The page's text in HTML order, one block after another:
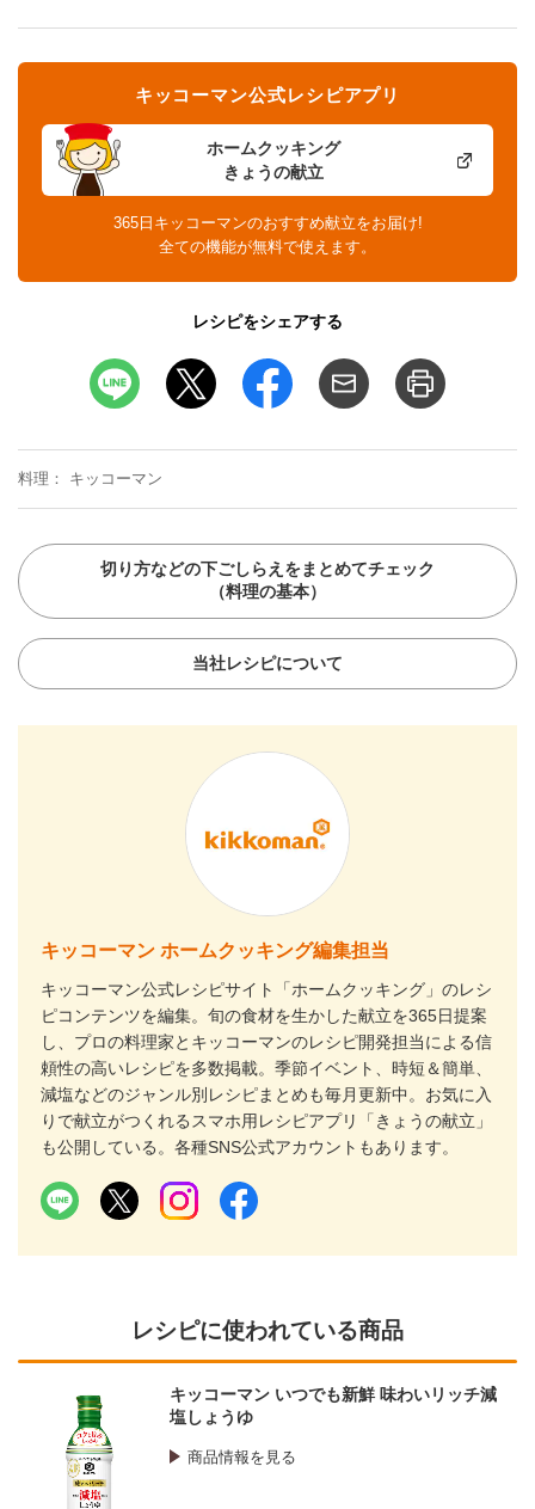
ホームクッキング
きょうの献立
キッコーマン公式レシピアプリ
365日キッコーマンのおすすめ献立をお届け!
全ての機能が無料で使えます。
レシピをシェアする
料理 キッコーマン
切り方などの下ごしらえをまとめてチェック
（料理の基本）
当社レシピについて
キッコーマン ホームクッキング編集担当
キッコーマン公式レシピサイト「ホームクッキング」のレシ
ピコンテンツを編集。旬の食材を生かした献立を365日提案
し、プロの料理家とキッコーマンのレシピ開発担当による信
頼性の高いレシピを多数掲載。季節イベント、時短＆簡単、
減塩などのジャンル別レシピまとめも毎月更新中。お気に入
りで献立がつくれるスマホ用レシピアプリ「きょうの献立」
も公開している。各種SNS公式アカウントもあります。
レシピに使われている商品
キッコーマン いつでも新鮮 味わいリッチ減
塩しょうゆ
商品情報を見る